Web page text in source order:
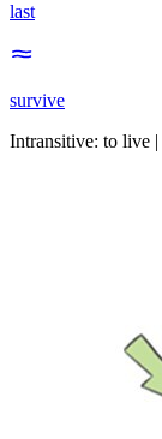
last
survive
Intransitive: to live |